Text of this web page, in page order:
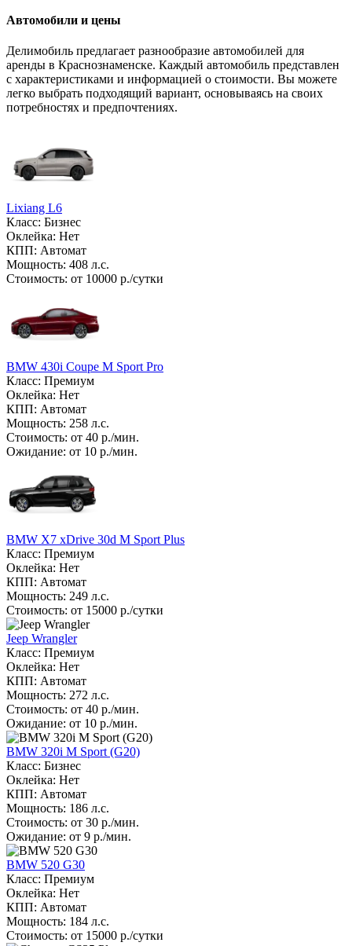
Автомобили и цены
Делимобиль предлагает разнообразие автомобилей для
аренды в Краснознаменске. Каждый автомобиль представлен
с характеристиками и информацией о стоимости. Вы можете
легко выбрать подходящий вариант, основываясь на своих
потребностях и предпочтениях.
Lixiang L6
Класс: Бизнес
Оклейка: Нет
КПП: Автомат
Мощность: 408 л.с.
Стоимость: от 10000 р./сутки
BMW 430i Coupe M Sport Pro
Класс: Премиум
Оклейка: Нет
КПП: Автомат
Мощность: 258 л.с.
Стоимость: от 40 р./мин.
Ожидание: от 10 р./мин.
BMW X7 xDrive 30d M Sport Plus
Класс: Премиум
Оклейка: Нет
КПП: Автомат
Мощность: 249 л.с.
Стоимость: от 15000 р./сутки
Jeep Wrangler
Класс: Премиум
Оклейка: Нет
КПП: Автомат
Мощность: 272 л.с.
Стоимость: от 40 р./мин.
Ожидание: от 10 р./мин.
BMW 320i M Sport (G20)
Класс: Бизнес
Оклейка: Нет
КПП: Автомат
Мощность: 186 л.с.
Стоимость: от 30 р./мин.
Ожидание: от 9 р./мин.
BMW 520 G30
Класс: Премиум
Оклейка: Нет
КПП: Автомат
Мощность: 184 л.с.
Стоимость: от 15000 р./сутки